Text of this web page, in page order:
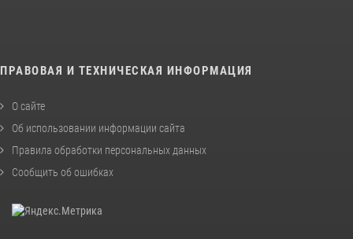
ПРАВОВАЯ И ТЕХНИЧЕСКАЯ ИНФОРМАЦИЯ
О сайте
Об использовании информации сайта
Правила обработки персональных данных
Сообщить об ошибках